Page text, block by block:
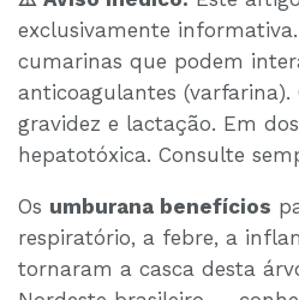
exclusivamente
cumarinas que podem
anticoagulantes
gravidez e lactação. Em
hepatotóxica. Consulte
Os umburana benefícios
respiratório, a febre, a
tornaram a casca desta